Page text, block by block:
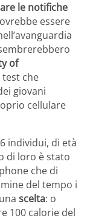
le notifiche
essere
of
che
giovani
cellulare
individui, di età
di loro è stato
che di
del tempo i
scelta: o
100 calorie del